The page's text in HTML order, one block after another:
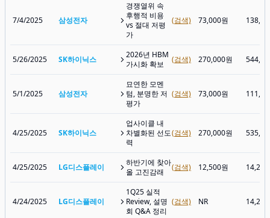
7/4/2025 삼성전자
경쟁열위 속
후행적 비용
vs 절대 저평
가
(검색) 73,000원
5/26/2025 SK하이닉스
2026년 HBM
가시화 확보
(검색) 270,000원
5/1/2025 삼성전자
묘연한 모멘
텀, 분명한 저
평가
(검색) 73,000원
4/25/2025 SK하이닉스
업사이클 내
차별화된 선도
력
(검색) 270,000원
4/25/2025 LG디스플레이
하반기에 찾아
올 고진감래
(검색) 12,500원
4/24/2025 LG디스플레이
1Q25 실적
Review, 설명
회 Q&A 정리
(검색) NR